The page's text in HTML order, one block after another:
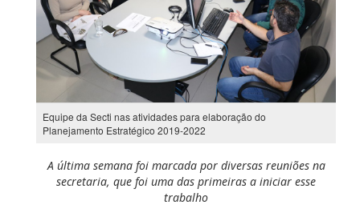
Equipe da Secti nas atividades para elaboração do
Planejamento Estratégico 2019-2022
A última semana foi marcada por diversas reuniões na
secretaria, que foi uma das primeiras a iniciar esse
trabalho